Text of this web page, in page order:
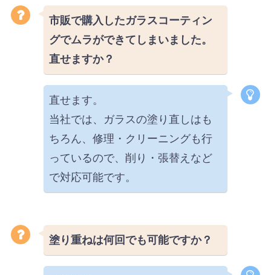
市販で購入したガラスコーティン
グでムラができてしまいました。
直せますか？
直せます。
当社では、ガラスの塗り直しはも
ちろん、修理・クリーニングも行
っているので、削り・張替えなど
で対応可能です。
塗り重ねは何回でも可能ですか？